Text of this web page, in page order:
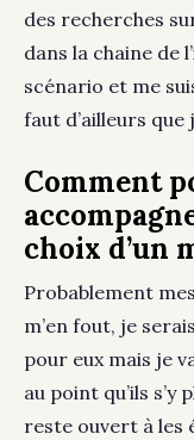
des recherches
dans la chaine de
scénario et me
faut d’ailleurs
Comment
choix d’un
Probablement
m’en fout, je
pour eux mais je
au point qu’ils
reste ouvert à les